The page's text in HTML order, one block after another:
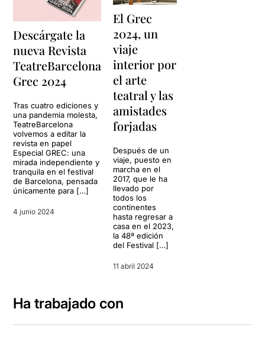
Descárgate la
nueva Revista
TeatreBarcelona
Grec 2024
Tras cuatro ediciones y
una pandemia molesta,
TeatreBarcelona
volvemos a editar la
revista en papel
Especial GREC: una
mirada independiente y
tranquila en el festival
de Barcelona, pensada
únicamente para […]
4 junio 2024
El Grec
2024, un
viaje
interior por
el arte
teatral y las
amistades
forjadas
Después de un
viaje, puesto en
marcha en el
2017, que le ha
llevado por
todos los
continentes
hasta regresar a
casa en el 2023,
la 48ª edición
del Festival […]
11 abril 2024
Ha trabajado con